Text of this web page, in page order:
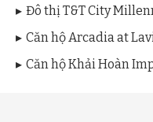
Đô thị T&T City
Căn hộ Arcadia at
Căn hộ Khải Hoàn